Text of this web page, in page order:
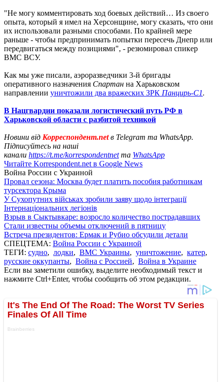
"Не могу комментировать ход боевых действий… Из своего
опыта, который я имел на Херсонщине, могу сказать, что они
их использовали разными способами. По крайней мере
раньше - чтобы предпринимать попытки пересечь Днепр или
передвигаться между позициями", - резюмировал спикер
ВМС ВСУ.
Как мы уже писали, аэроразведчики 3-й бригады
оперативного назначения Спартан на Харьковском
направлении уничтожили два вражеских ЗРК Панцирь-С1.
В Нацгвардии показали логистический путь РФ в
Харьковской области с разбитой техникой
Новини від Корреспондент.netв Telegram та WhatsApp.
Підписуйтесь на наші
канали https://t.me/korrespondentnetта WhatsApp
Читайте Korrespondent.net в Google News
Война России с Украиной
Провал сезона: Москва будет платить пособия работникам
турсектора Крыма
У Сухопутних військах зробили заяву щодо інтеграції
Інтернаціональних легіонів
Взрыв в Сыктывкаре: возросло количество пострадавших
Стали известны объемы отключений в пятницу
Встреча президентов: Ермак и Рубио обсудили детали
СПЕЦТЕМА: Война России с Украиной
ТЕГИ: судно, лодки, ВМС Украины, уничтожение, катер,
русские оккупанты, Война с Россией, Война в Украине
Если вы заметили ошибку, выделите необходимый текст и
нажмите Ctrl+Enter, чтобы сообщить об этом редакции.